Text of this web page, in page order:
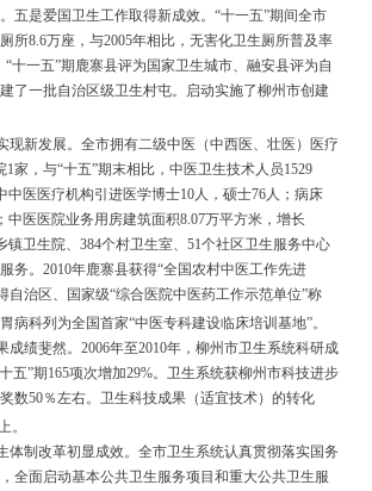
五是爱国卫生工作取得新成效。 “十一五”期间全市
所8.6万座，与2005年相比，无害化卫生厕所普及率
“十一五”期鹿寨县评为国家卫生城市、融安县评为自
了一批自治区级卫生村屯。启动实施了柳州市创建
现新发展。全市拥有二级中医（中西医、壮医）医疗
1家，与“十五”期末相比，中医卫生技术人员1529
中医医疗机构引进医学博士10人，硕士76人；病床
；中医医院业务用房建筑面积8.07万平方米，增长
镇卫生院、 384个村卫生室、 51个社区卫生服务中心
务。 2010年鹿寨县获得“全国农村中医工作先进
自治区、国家级“综合医院中医药工作示范单位”称
病科列为全国首家“中医专科建设临床培训基地”。
绩斐然。 2006年至2010年，柳州市卫生系统科研成
十五”期165项次增加29%。卫生系统获柳州市科技进步
数50％左右。卫生科技成果（适宜技术）的转化
。
体制改革初显成效。全市卫生系统认真贯彻落实国务
全面启动基本公共卫生服务项目和重大公共卫生服